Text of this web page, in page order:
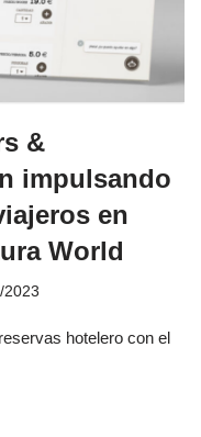
&
impulsando
en
World
2023
hotelero con el